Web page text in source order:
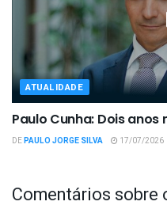
ATUALIDADE
Paulo Cunha: Dois
DEPAULO JORGE SILVA 17/07/2026
Comentários sobre